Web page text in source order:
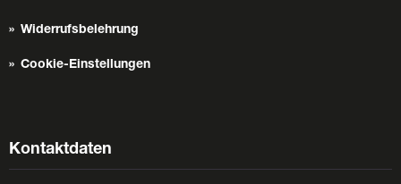
Widerrufsbelehrung
Cookie-Einstellungen
Kontaktdaten